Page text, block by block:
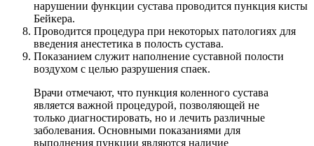
нарушении функции сустава проводится пункция кисты
Бейкера.
Проводится процедура при некоторых патологиях для
введения анестетика в полость сустава.
Показанием служит наполнение суставной полости
воздухом с целью разрушения спаек.
Врачи отмечают, что пункция коленного сустава
является важной процедурой, позволяющей не
только диагностировать, но и лечить различные
заболевания. Основными показаниями для
выполнения пункции являются наличие